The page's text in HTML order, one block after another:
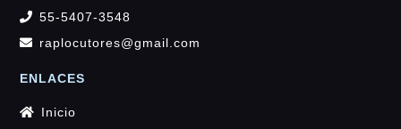
55-5407-3548
raplocutores@gmail.com
ENLACES
Inicio